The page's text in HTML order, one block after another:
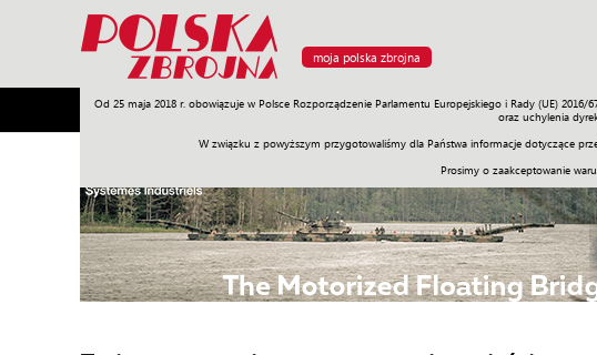
moja polska zbrojna
Od 25 maja 2018 r. obowiązuje w Polsce Rozporządzenie Parlamentu Europejskiego i Rady (UE)
oraz uchylenia
W związku z powyższym przygotowaliśmy dla Państwa informacje dotyczące
Prosimy o zaakceptowanie
Armia Poligon Sprzęt Misje Polityka Prawo Świat